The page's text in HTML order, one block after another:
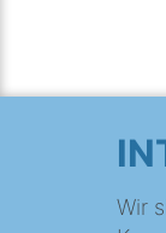
Wir